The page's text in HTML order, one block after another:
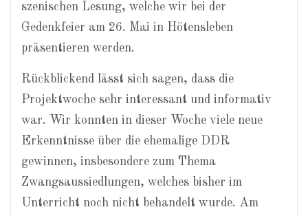
szenischen Lesung, welche wir bei der
Gedenkfeier am 26. Mai in Hötensleben
präsentieren werden.
Rückblickend lässt sich sagen, dass die
Projektwoche sehr interessant und informativ
war. Wir konnten in dieser Woche viele neue
Erkenntnisse über die ehemalige DDR
gewinnen, insbesondere zum Thema
Zwangsaussiedlungen, welches bisher im
Unterricht noch nicht behandelt wurde. Am